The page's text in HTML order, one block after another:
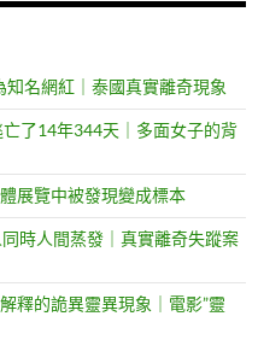
名網紅｜泰國真實離奇現象
了14年344天｜多面女子的背
展覽中被發現變成標本
時人間蒸發｜真實離奇失蹤案
釋的詭異靈異現象｜電影”靈